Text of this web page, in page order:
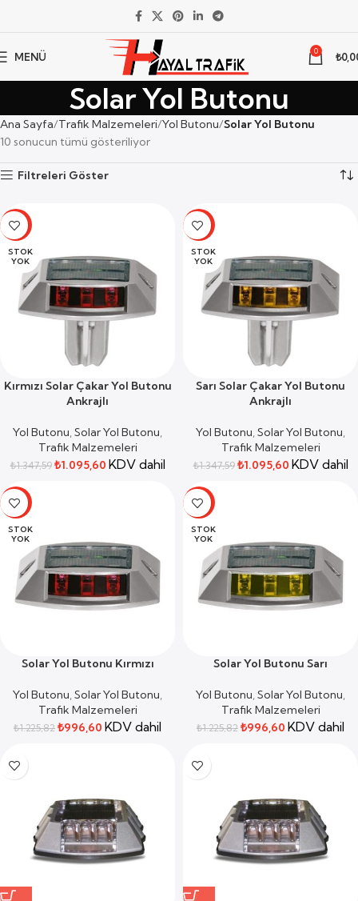
MENÜ 0 ₺
Solar Yol Butonu
Ana Sayfa Trafik Malzemeleri Yol Butonu Solar Yol Butonu
10 sonucun tümü gösteriliyor
Filtreleri Göster
-19%
STOK
YOK
Kırmızı Solar Çakar Yol Butonu
Ankrajlı
Yol Butonu,Solar Yol Butonu,
Trafik Malzemeleri
₺1.347,59 ₺1.095,60 KDV dahil
-19%
STOK
YOK
Sarı Solar Çakar Yol Butonu
Ankrajlı
Yol Butonu,Solar Yol Butonu,
Trafik Malzemeleri
₺1.347,59 ₺1.095,60 KDV dahil
-19%
STOK
YOK
Solar Yol Butonu Kırmızı
Yol Butonu,Solar Yol Butonu,
Trafik Malzemeleri
₺1.225,82 ₺996,60 KDV dahil
-19%
STOK
YOK
Solar Yol Butonu Sarı
Yol Butonu,Solar Yol Butonu,
Trafik Malzemeleri
₺1.225,82 ₺996,60 KDV dahil